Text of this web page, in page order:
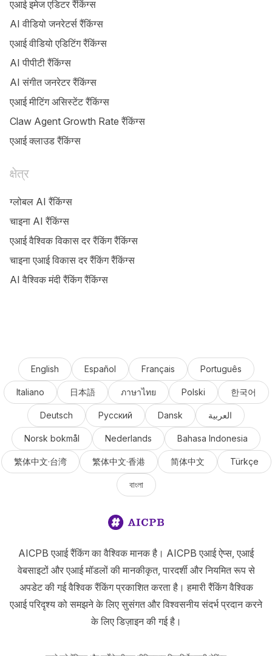
एआई इमेज एडिटर रैंकिंग्स
AI वीडियो जनरेटर्स रैंकिंग्स
एआई वीडियो एडिटिंग रैंकिंग्स
AI पीपीटी रैंकिंग्स
AI संगीत जनरेटर रैंकिंग्स
एआई मीटिंग असिस्टेंट रैंकिंग्स
Claw Agent Growth Rate रैंकिंग्स
एआई क्लाउड रैंकिंग्स
क्षेत्र
ग्लोबल AI रैंकिंग्स
चाइना AI रैंकिंग्स
एआई वैश्विक विकास दर रैंकिंग रैंकिंग्स
चाइना एआई विकास दर रैंकिंग रैंकिंग्स
AI वैश्विक मंदी रैंकिंग रैंकिंग्स
English Español Français Português
Italiano 日本語 ภาษาไทย Polski 한국어
Deutsch Русский Dansk العربية
Norsk bokmål Nederlands Bahasa Indonesia
繁体中文·台湾 繁体中文·香港 简体中文 Türkçe
বাংলা
AICPB एआई रैंकिंग का वैश्विक मानक है। AICPB एआई ऐप्स, एआई
वेबसाइटों और एआई मॉडलों की मानकीकृत, पारदर्शी और नियमित रूप से
अपडेट की गई वैश्विक रैंकिंग प्रकाशित करता है। हमारी रैंकिंग वैश्विक
एआई परिदृश्य को समझने के लिए सुसंगत और विश्वसनीय संदर्भ प्रदान करने
के लिए डिज़ाइन की गई है।